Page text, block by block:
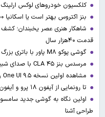
کلکسیون خودروهای لوکس ارلینگ
بنز اکتروس بهتر است یا اسکانیا S۵۰۰؟ / عکس
شاهکار هنری عصر یخبندان؛
قدمت ۴۰هزار سال
گوشی پوکو M۸ پاور با باتری بزرگ از راه رسید
مرسدس بنز CLA ۴۵ با صدای شبیه‌سازی شده برگشت
مشاهده اولین نسخه One UI ۹.۵ روی سرورهای سامسونگ
تا رونمایی از آیفون ۱۸ پرو و آیفون اولترا چقدر مانده است؟
طراحی آشنا